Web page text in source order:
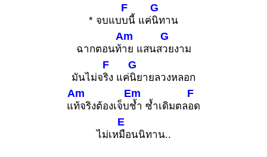
* จบแบ
F
บนี้ แค่
G
นิทาน
ฉากตอนท้
Am
าย แสนส
G
วยงาม
มันไม่จ
F
ริง แค่
G
นิยายลวงหลอก
แ
Am
ท้จริงต้องเจ็บ
Em
ช้ำ ซ้ำเดิมตล
F
อด
ไม่เห
E
มือนนิทาน..